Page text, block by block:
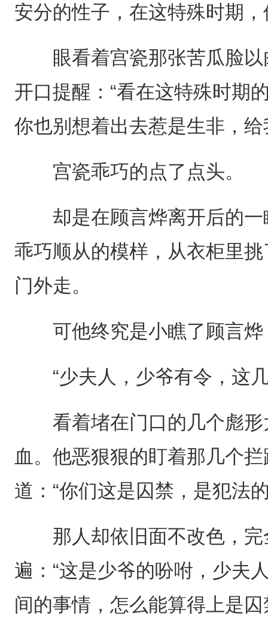
安分的性子，在这特殊时期
眼看着宫瓷那张苦瓜脸以
开口提醒：“看在这特殊时期
你也别想着出去惹是生非，
宫瓷乖巧的点了点头。
却是在顾言烨离开后的一
乖巧顺从的模样，从衣柜里
门外走。
可他终究是小瞧了顾言烨
“少夫人，少爷有令，这几
看着堵在门口的几个彪形
血。他恶狠狠的盯着那几个
道：“你们这是囚禁，是犯法
那人却依旧面不改色，完
遍：“这是少爷的吩咐，少夫
间的事情，怎么能算得上是